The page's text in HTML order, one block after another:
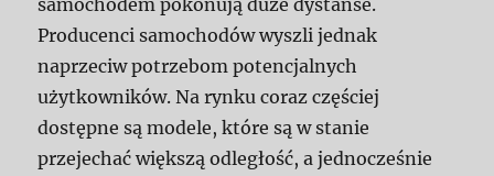
samochodem pokonują duże dystanse.
Producenci samochodów wyszli jednak
naprzeciw potrzebom potencjalnych
użytkowników. Na rynku coraz częściej
dostępne są modele, które są w stanie
przejechać większą odległość, a jednocześnie